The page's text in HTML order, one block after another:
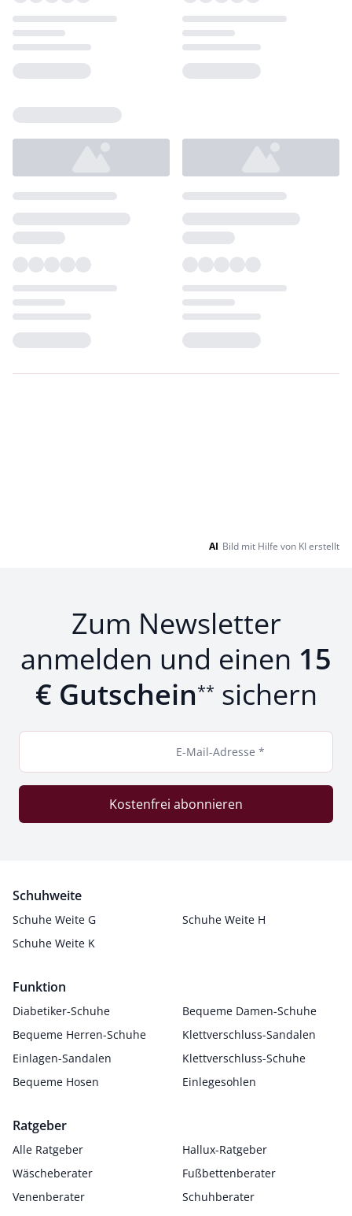
AI Bild mit Hilfe von KI erstellt
Zum Newsletter
anmelden und einen 15
€ Gutschein** sichern
E-Mail-Adresse *
Kostenfrei abonnieren
Schuhweite
Schuhe Weite G
Schuhe Weite H
Schuhe Weite K
Funktion
Diabetiker-Schuhe
Bequeme Damen-Schuhe
Bequeme Herren-Schuhe
Klettverschluss-Sandalen
Einlagen-Sandalen
Klettverschluss-Schuhe
Bequeme Hosen
Einlegesohlen
Ratgeber
Alle Ratgeber
Hallux-Ratgeber
Wäscheberater
Fußbettenberater
Venenberater
Schuhberater